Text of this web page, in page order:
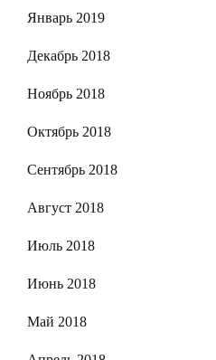
Январь 2019
Декабрь 2018
Ноябрь 2018
Октябрь 2018
Сентябрь 2018
Август 2018
Июль 2018
Июнь 2018
Май 2018